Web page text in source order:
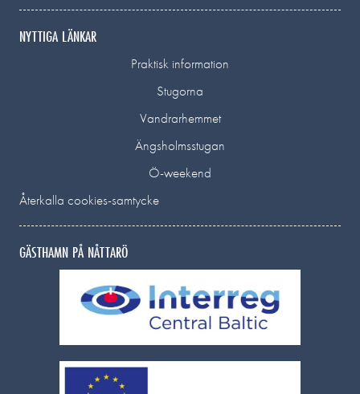
NYTTIGA LÄNKAR
Praktisk information
Stugorna
Vandrarhemmet
Ängsholmsstugan
Ö-weekend
Återkalla cookies-samtycke
GÄSTHAMN PÅ NÅTTARÖ